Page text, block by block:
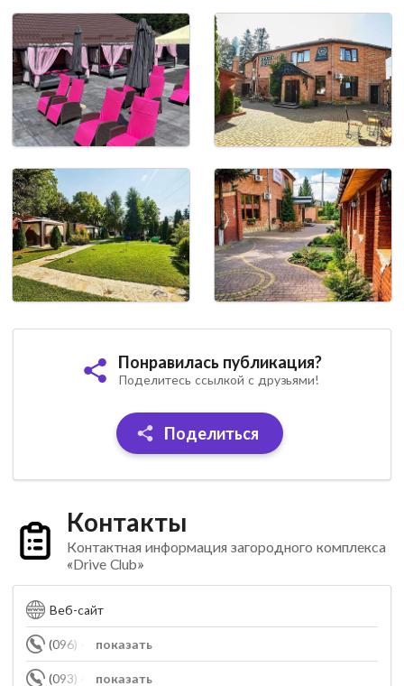
Понравилась публикация?
Поделитесь ссылкой с друзьями!
Поделиться
Контакты
Контактная информация загородного комплекса
«Drive Club»
Веб-сайт
показать
(096) 431-21-91
показать
(093) 455-83-55